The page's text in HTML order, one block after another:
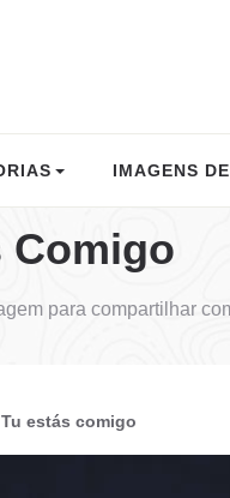
IMAGENS
Comigo
para compartilhar
Tu estás comigo